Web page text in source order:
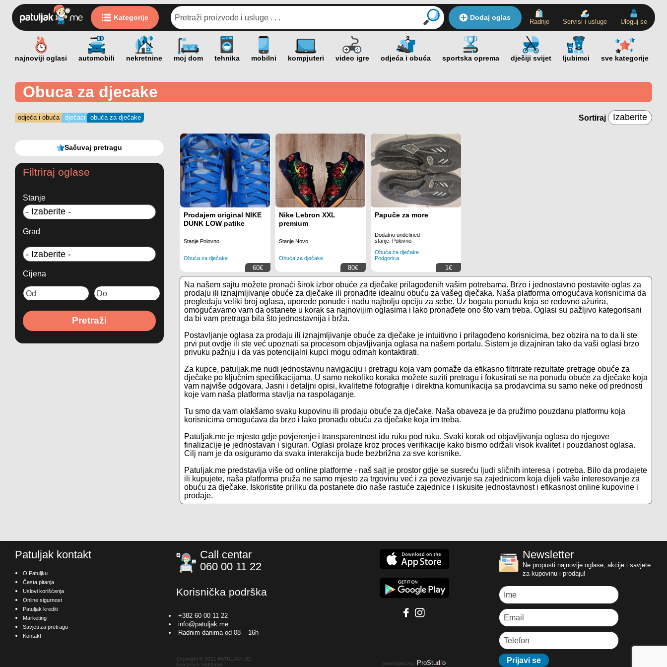
Kategorije Dodaj oglas
Radnje Servisi i usluge Uloguj se
Obuca za djecake
odjeća i obuća dječaci obuća za dječake Sortiraj
Sačuvaj pretragu
Filtriraj oglase
Stanje
Grad
Cijena
Pretraži
Prodajem original NIKE
DUNK LOW patike
Stanje Polovno
Obuća za dječake
60€
Nike Lebron XXL
premium
Stanje Novo
Obuća za dječake
80€
Papuče za more
Dodatno undefined
stanje: Polovno
Obuća za dječake
Podgorica
1€
Na našem sajtu možete pronaći širok izbor obuće za dječake prilagođenih vašim potrebama. Brzo i jednostavno postavite oglas za
prodaju ili iznajmljivanje obuće za dječake ili pronađite idealnu obuću za vašeg dječaka. Naša platforma omogućava korisnicima da
pregledaju veliki broj oglasa, uporede ponude i nađu najbolju opciju za sebe. Uz bogatu ponudu koja se redovno ažurira,
omogućavamo vam da ostanete u korak sa najnovijim oglasima i lako pronađete ono što vam treba. Oglasi su pažljivo kategorisani
da bi vam pretraga bila što jednostavnija i brža.
Postavljanje oglasa za prodaju ili iznajmljivanje obuće za dječake je intuitivno i prilagođeno korisnicima, bez obzira na to da li ste
prvi put ovdje ili ste već upoznati sa procesom objavljivanja oglasa na našem portalu. Sistem je dizajniran tako da vaši oglasi brzo
privuku pažnju i da vas potencijalni kupci mogu odmah kontaktirati.
Za kupce, patuljak.me nudi jednostavnu navigaciju i pretragu koja vam pomaže da efikasno filtrirate rezultate pretrage obuće za
dječake po ključnim specifikacijama. U samo nekoliko koraka možete suziti pretragu i fokusirati se na ponudu obuće za dječake koja
vam najviše odgovara. Jasni i detaljni opisi, kvalitetne fotografije i direktna komunikacija sa prodavcima su samo neke od prednosti
koje vam naša platforma stavlja na raspolaganje.
Tu smo da vam olakšamo svaku kupovinu ili prodaju obuće za dječake. Naša obaveza je da pružimo pouzdanu platformu koja
korisnicima omogućava da brzo i lako pronađu obuću za dječake koja im treba.
Patuljak.me je mjesto gdje povjerenje i transparentnost idu ruku pod ruku. Svaki korak od objavljivanja oglasa do njegove
finalizacije je jednostavan i siguran. Oglasi prolaze kroz proces verifikacije kako bismo održali visok kvalitet i pouzdanost oglasa.
Cilj nam je da osiguramo da svaka interakcija bude bezbrižna za sve korisnike.
Patuljak.me predstavlja više od online platforme - naš sajt je prostor gdje se susreću ljudi sličnih interesa i potreba. Bilo da prodajete
ili kupujete, naša platforma pruža ne samo mjesto za trgovinu već i za povezivanje sa zajednicom koja dijeli vaše interesovanje za
obuću za dječake. Iskoristite priliku da postanete dio naše rastuće zajednice i iskusite jednostavnost i efikasnost online kupovine i
prodaje.
Patuljak kontakt
O Patuljku
Česta pitanja
Uslovi korišćenja
Online sigurnost
Patuljak krediti
Marketing
Savjeti za pretragu
Kontakt
Call centar
060 00 11 22
Korisnička podrška
+382 60 00 11 22
info@patuljak.me
Radnim danima od 08 – 16h
Copyright © 2021 PATULJAK.ME
Sva prava zadržana.
developed by: ProStud/o
Newsletter
Ne propusti najnovije oglase, akcije i savjete
za kupovinu i prodaju!